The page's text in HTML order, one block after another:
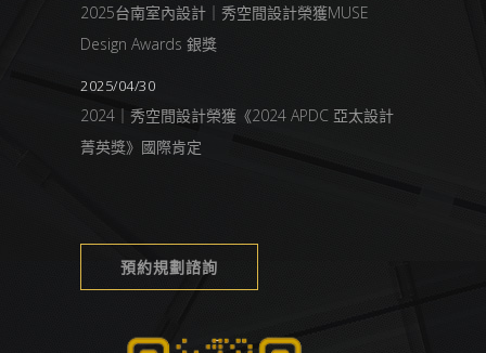
2025台南室內設計｜秀空間設計榮獲MUSE
Design Awards 銀獎
2025/04/30
2024｜秀空間設計榮獲《2024 APDC 亞太設計
菁英獎》國際肯定
預約規劃諮詢